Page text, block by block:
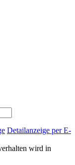
Detailanzeige per E-
wird in